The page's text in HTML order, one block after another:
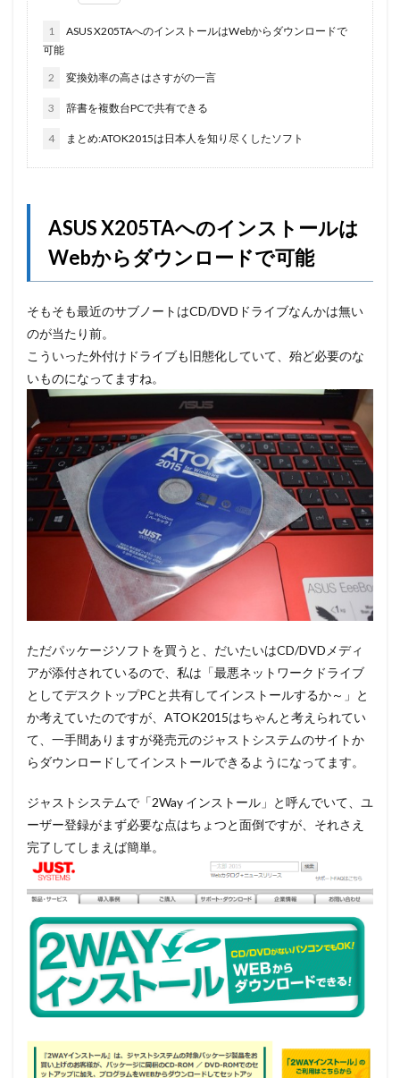
1
ASUS X205TAへのインストールはWebからダウンロードで
可能
2 変換効率の高さはさすがの一言
3 辞書を複数台PCで共有できる
4 まとめ:ATOK2015は日本人を知り尽くしたソフト
ASUS X205TAへのインストールは
Webからダウンロードで可能
そもそも最近のサブノートはCD/DVDドライブなんかは無い
のが当たり前。
こういった外付けドライブも旧態化していて、殆ど必要のな
いものになってますね。
ただパッケージソフトを買うと、だいたいはCD/DVDメディ
アが添付されているので、私は「最悪ネットワークドライブ
としてデスクトップPCと共有してインストールするか～」と
か考えていたのですが、ATOK2015はちゃんと考えられてい
て、一手間ありますが発売元のジャストシステムのサイトか
らダウンロードしてインストールできるようになってます。
ジャストシステムで「2Way インストール」と呼んでいて、ユ
ーザー登録がまず必要な点はちょつと面倒ですが、それさえ
完了してしまえば簡単。